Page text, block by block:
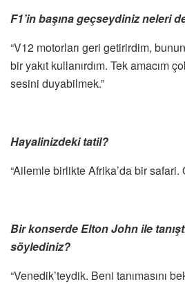
F1’in başına geçseydiniz neleri
“V12 motorları geri getirirdim,
bir yakıt kullanırdım. Tek amacım
sesini duyabilmek.”
Hayalinizdeki tatil?
“Ailemle birlikte Afrika’da bir safari.
Bir konserde Elton John ile
söylediniz?
“Venedik’teydik. Beni tanımasını